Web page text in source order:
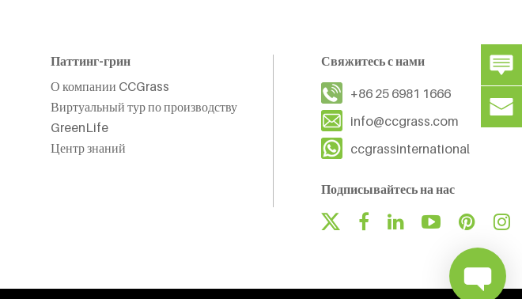
Паттинг-грин
О компании CCGrass
Виртуальный тур по производству
GreenLife
Центр знаний
Свяжитесь с нами
+86 25 6981 1666
info@ccgrass.com
ccgrassinternational
Подписывайтесь на нас